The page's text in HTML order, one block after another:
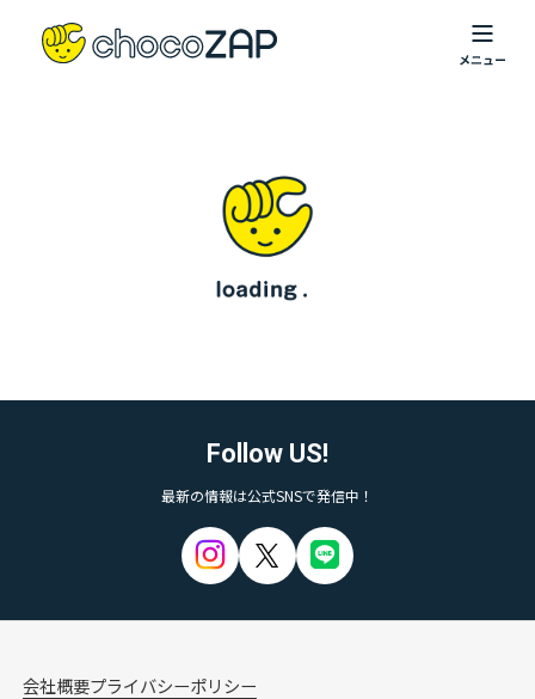
Follow US!
最新の情報は公式SNSで発信中！
会社概要プライバシーポリシー